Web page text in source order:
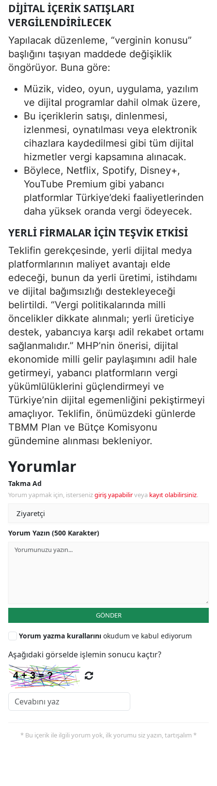
DIJITAL IÇERIK SATIŞLARI
VERGILENDIRILECEK
Yapılacak düzenleme, “verginin konusu”
başlığını taşıyan maddede değişiklik
öngörüyor. Buna göre:
Müzik, video, oyun, uygulama, yazılım
ve dijital programlar dahil olmak üzere,
Bu içeriklerin satışı, dinlenmesi,
izlenmesi, oynatılması veya elektronik
cihazlara kaydedilmesi gibi tüm dijital
hizmetler vergi kapsamına alınacak.
Böylece, Netflix, Spotify, Disney+,
YouTube Premium gibi yabancı
platformlar Türkiye’deki faaliyetlerinden
daha yüksek oranda vergi ödeyecek.
YERLI FIRMALAR IÇIN TEŞVIK ETKISI
Teklifin gerekçesinde, yerli dijital medya
platformlarının maliyet avantajı elde
edeceği, bunun da yerli üretimi, istihdamı
ve dijital bağımsızlığı destekleyeceği
belirtildi. “Vergi politikalarında milli
öncelikler dikkate alınmalı; yerli üreticiye
destek, yabancıya karşı adil rekabet ortamı
sağlanmalıdır.” MHP’nin önerisi, dijital
ekonomide milli gelir paylaşımını adil hale
getirmeyi, yabancı platformların vergi
yükümlülüklerini güçlendirmeyi ve
Türkiye’nin dijital egemenliğini pekiştirmeyi
amaçlıyor. Teklifin, önümüzdeki günlerde
TBMM Plan ve Bütçe Komisyonu
gündemine alınması bekleniyor.
Yorumlar
Takma Ad
Yorum yapmak için, istersenizgiriş yapabilirveya kayıt olabilirsiniz.
Yorum Yazın (500 Karakter)
GÖNDER
Yorum yazma kurallarını okudum ve kabul ediyorum
Aşağıdaki görselde işlemin sonucu kaçtır?
* Bu içerik ile ilgili yorum yok, ilk yorumu siz yazın, tartışalım *